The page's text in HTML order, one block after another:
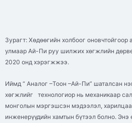
Зурагт: Хөдөөгийн холбоог
улмаар Ай-Пи руу шилжих хөгжлийн
2020 онд хэрэгжжээ.
Иймд “ Аналог –Тоон –Ай-Пи” шаталсан
хөгжлийг технологиор нь механикаар
монголын мэргэшсэн мэдээлэл,
инженерүүдийн хамтын бүтээл болно.